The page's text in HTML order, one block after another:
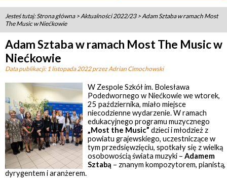
Jesteś tutaj:Strona główna>Aktualności 2022/23>Adam Sztaba w ramach Most
The Music w Niećkowie
Adam Sztaba w ramach Most The Music w
Niećkowie
Data publikacji:1 listopada 2022przez Adrian Cimochowski
W Zespole Szkół im. Bolesława
Podedwornego w Niećkowie we wtorek,
25 października, miało miejsce
niecodzienne wydarzenie. W ramach
edukacyjnego programu muzycznego
„Most the Music”dzieci i młodzież z
powiatu grajewskiego, uczestniczące w
tym przedsięwzięciu, spotkały się z wielką
osobowością świata muzyki –Adamem
Sztabą – znanym kompozytorem, pianistą,
dyrygentem i aranżerem.